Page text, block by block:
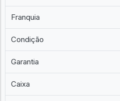
Franquia
Condição
Garantia
Caixa